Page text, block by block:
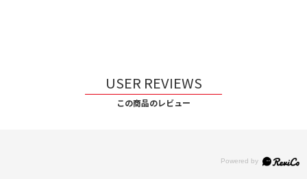
USER REVIEWS
この商品のレビュー